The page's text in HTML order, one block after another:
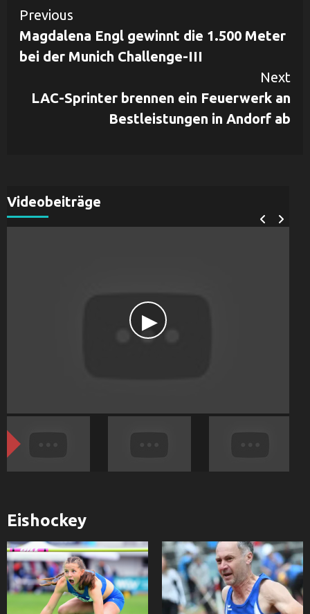
Continue
Reading
Previous
Magdalena Engl gewinnt die 1.500 Meter
bei der Munich Challenge-III
Next
LAC-Sprinter brennen ein Feuerwerk an
Bestleistungen in Andorf ab
Videobeiträge
Eishockey